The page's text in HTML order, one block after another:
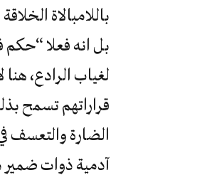
باللامبالاة
بل انه فعلا
لغياب الرادع، هنا
قراراتهم تسمح
الضارة والتعسف
آدمية ذوات